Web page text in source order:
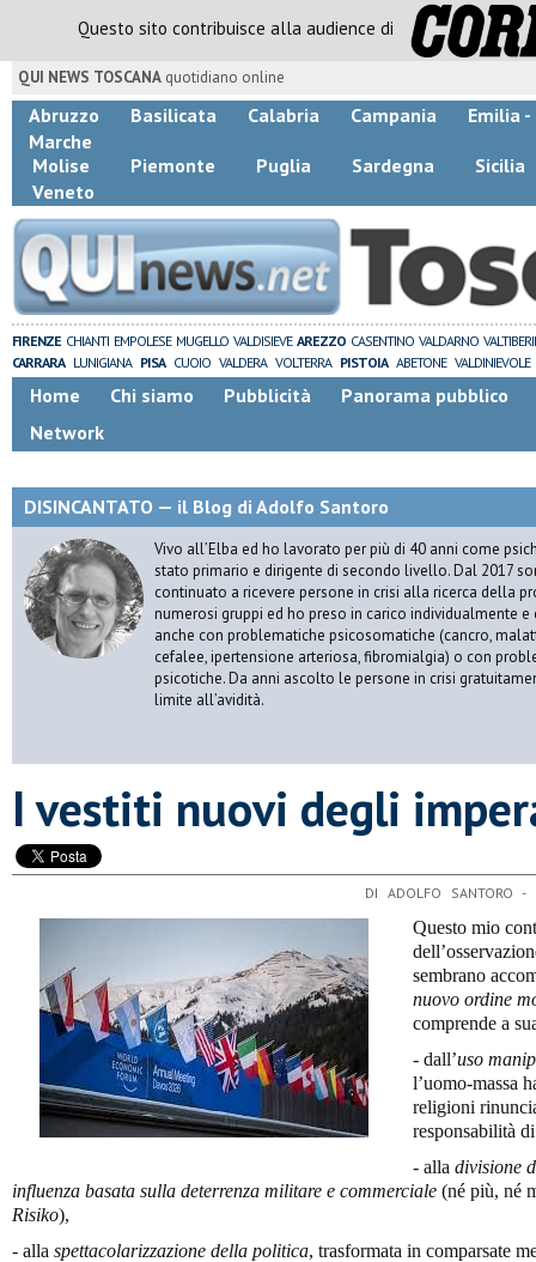
Questo sito contribuisce alla audience di
QUI NEWS TOSCANA quotidiano online
Abruzzo Basilicata Calabria Campania
Emilia -
Marche
Molise
Piemonte Puglia Sardegna
Sicilia
Veneto
FIRENZE CHIANTI EMPOLESE MUGELLO VALDISIEVE AREZZO CASENTINO VALDARNO
CARRARA LUNIGIANA PISA CUOIO VALDERA VOLTERRA PISTOIA ABETONE VALDINIEVOLE
Home Chi siamo Pubblicità
Panorama pubblico
Network
DISINCANTATO — il Blog di Adolfo Santoro
Vivo all’Elba ed ho lavorato per più di 40 anni come
stato primario e dirigente di secondo livello. Dal 2017
continuato a ricevere persone in crisi alla ricerca della
numerosi gruppi ed ho preso in carico individualmente
anche con problematiche psicosomatiche (cancro,
cefalee, ipertensione arteriosa, fibromialgia) o con
psicotiche. Da anni ascolto le persone in crisi
limite all’avidità.
​I vestiti nuovi degli
DI ADOLFO SANTORO -
Questo mio
sembrano
nuovo ordine
comprende a
- dall’uso
l’uomo-massa
religioni
responsabilità
- alla divisione
influenza basata sulla deterrenza militare e commerciale (né più, né
Risiko),
- alla spettacolarizzazione della politica, trasformata in comparsate